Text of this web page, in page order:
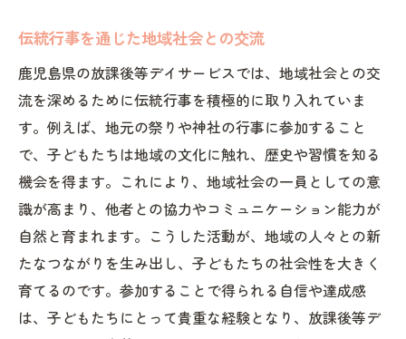
伝統行事を通じた地域社会との交流
鹿児島県の放課後等デイサービスでは、地域社会との交
流を深めるために伝統行事を積極的に取り入れていま
す。例えば、地元の祭りや神社の行事に参加すること
で、子どもたちは地域の文化に触れ、歴史や習慣を知る
機会を得ます。これにより、地域社会の一員としての意
識が高まり、他者との協力やコミュニケーション能力が
自然と育まれます。こうした活動が、地域の人々との新
たなつながりを生み出し、子どもたちの社会性を大きく
育てるのです。参加することで得られる自信や達成感
は、子どもたちにとって貴重な経験となり、放課後等デ